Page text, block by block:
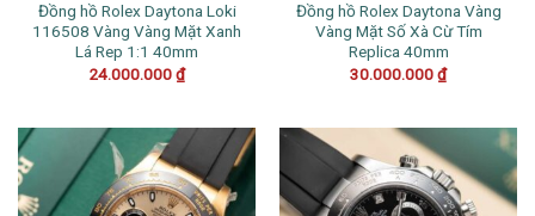
Đồng hồ Rolex Daytona Loki
116508 Vàng Vàng Mặt Xanh
Lá Rep 1:1 40mm
24.000.000₫
Đồng hồ Rolex Daytona Vàng
Vàng Mặt Số Xà Cừ Tím
Replica 40mm
30.000.000₫